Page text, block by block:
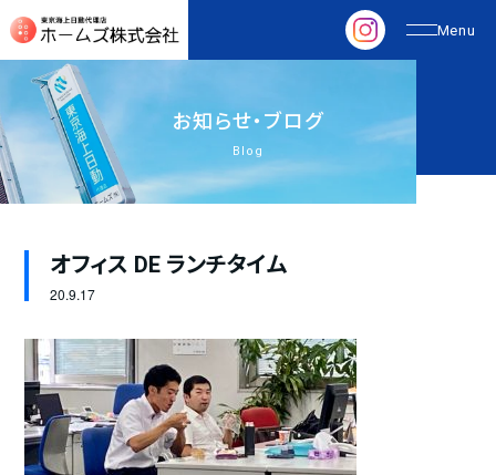
お知らせ・ブログ
Blog
オフィス DE ランチタイム
20.9.17